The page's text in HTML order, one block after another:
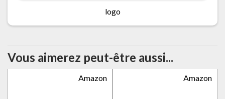
logo
Vous aimerez peut-être aussi...
Amazon Amazon